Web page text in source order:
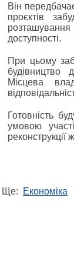
Він
проєктів
розташування
доступності.
При цьому
Місцева
Готовність
умовою
реконструкції
Ще: Економіка